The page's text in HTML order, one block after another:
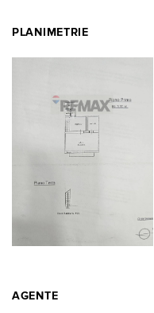
PLANIMETRIE
AGENTE